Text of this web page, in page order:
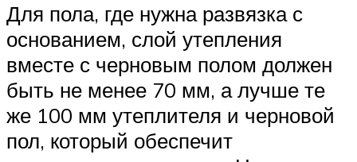
Для пола, где нужна развязка с
основанием, слой утепления
вместе с черновым полом должен
быть не менее 70 мм, а лучше те
же 100 мм утеплителя и черновой
пол, который обеспечит